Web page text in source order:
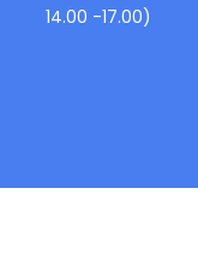
14.00 -17.00)